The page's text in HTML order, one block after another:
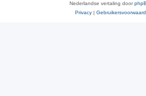
Nederlandse vertaling door
Privacy |